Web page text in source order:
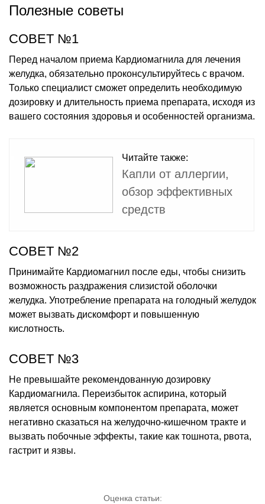
Полезные советы
СОВЕТ №1
Перед началом приема Кардиомагнила для лечения
желудка, обязательно проконсультируйтесь с врачом.
Только специалист сможет определить необходимую
дозировку и длительность приема препарата, исходя из
вашего состояния здоровья и особенностей организма.
Читайте также:
Капли от аллергии,
обзор эффективных
средств
СОВЕТ №2
Принимайте Кардиомагнил после еды, чтобы снизить
возможность раздражения слизистой оболочки
желудка. Употребление препарата на голодный желудок
может вызвать дискомфорт и повышенную
кислотность.
СОВЕТ №3
Не превышайте рекомендованную дозировку
Кардиомагнила. Переизбыток аспирина, который
является основным компонентом препарата, может
негативно сказаться на желудочно-кишечном тракте и
вызвать побочные эффекты, такие как тошнота, рвота,
гастрит и язвы.
Оценка статьи: